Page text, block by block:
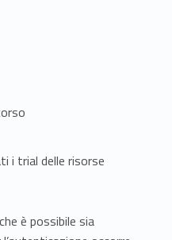
i trial delle risorse
è possibile sia